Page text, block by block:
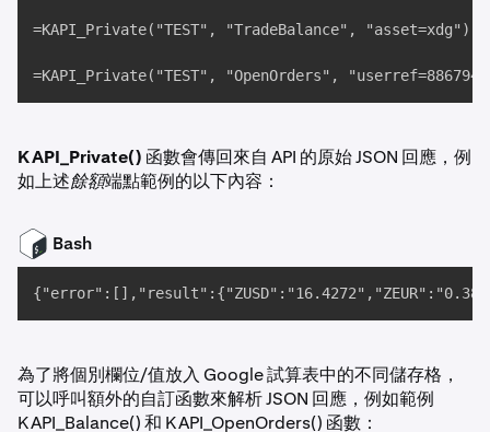
=KAPI_Private("TEST", "TradeBalance", "asset=xdg")
=KAPI_Private("TEST", "OpenOrders",
KAPI_Private() 函數會傳回來自 API 的原始 JSON 回應，例
如上述餘額端點範例的以下內容：
Bash
為了將個別欄位/值放入 Google 試算表中的不同儲存格，
可以呼叫額外的自訂函數來解析 JSON 回應，例如範例
KAPI_Balance() 和 KAPI_OpenOrders() 函數：